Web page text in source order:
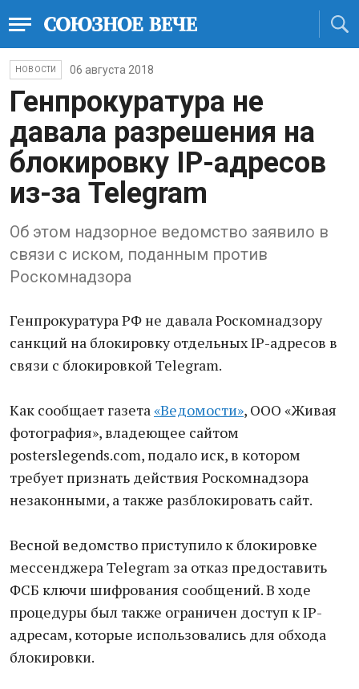
НОВОСТИ 06 августа 2018
Генпрокуратура не
давала разрешения на
блокировку IP-адресов
из-за Telegram
Об этом надзорное ведомство заявило в
связи с иском, поданным против
Роскомнадзора
Генпрокуратура РФ не давала Роскомнадзору
санкций на блокировку отдельных IP-адресов в
связи с блокировкой Telegram.
Как сообщает газета«Ведомости», ООО «Живая
фотография», владеющее сайтом
posterslegends.com, подало иск, в котором
требует признать действия Роскомнадзора
незаконными, а также разблокировать сайт.
Весной ведомство приступило к блокировке
мессенджера Telegram за отказ предоставить
ФСБ ключи шифрования сообщений. В ходе
процедуры был также ограничен доступ к IP-
адресам, которые использовались для обхода
блокировки.